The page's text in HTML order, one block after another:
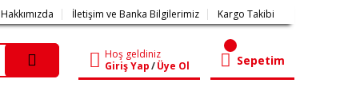
Hakkımızda İletişim ve Banka Bilgilerimiz Kargo Takibi
Hoş geldiniz
Giriş Yap/Üye Ol Sepetim